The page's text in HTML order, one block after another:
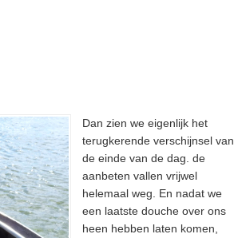
Dan zien we eigenlijk het
terugkerende verschijnsel van
de einde van de dag. de
aanbeten vallen vrijwel
helemaal weg. En nadat we
een laatste douche over ons
heen hebben laten komen,